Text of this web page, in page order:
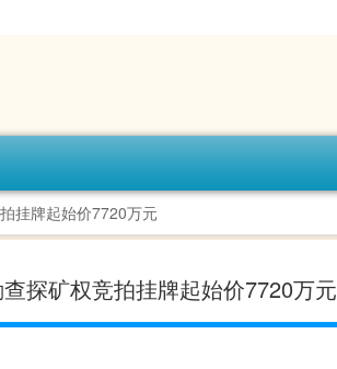
挂牌起始价7720万元
探矿权竞拍挂牌起始价7720万元